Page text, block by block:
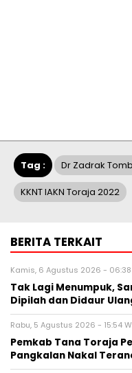
Tag : Dr Zadrak
KKNT IAKN Toraja 2022
BERITA TERKAIT
Kamis, 6 Agustus 2026 - 06:38
Tak Lagi Menumpuk,
Dipilah dan Didaur
Rabu, 5 Agustus 2026 - 15:54
Pemkab Tana Toraja
Pangkalan Nakal